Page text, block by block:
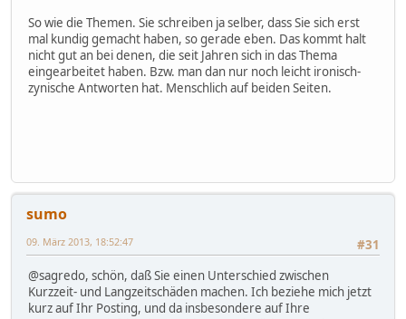
So wie die Themen. Sie schreiben ja selber, dass Sie sich erst
mal kundig gemacht haben, so gerade eben. Das kommt halt
nicht gut an bei denen, die seit Jahren sich in das Thema
eingearbeitet haben. Bzw. man dan nur noch leicht ironisch-
zynische Antworten hat. Menschlich auf beiden Seiten.
sumo
#31
09. März 2013, 18:52:47
@sagredo, schön, daß Sie einen Unterschied zwischen
Kurzzeit- und Langzeitschäden machen. Ich beziehe mich jetzt
kurz auf Ihr Posting, und da insbesondere auf Ihre